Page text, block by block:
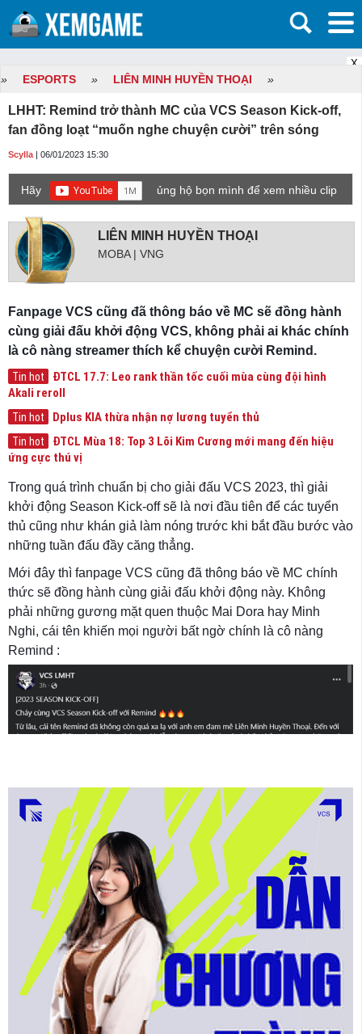
X
» ESPORTS » LIÊN MINH HUYỀN THOẠI »
LHHT: Remind trở thành MC của VCS Season Kick-off,
fan đồng loạt “muốn nghe chuyện cười” trên sóng
Scylla | 06/01/2023 15:30
Hãy
ủng hộ bọn mình để xem nhiều clip
LIÊN MINH HUYỀN THOẠI
MOBA | VNG
Fanpage VCS cũng đã thông báo về MC sẽ đồng hành
cùng giải đấu khởi động VCS, không phải ai khác chính
là cô nàng streamer thích kể chuyện cười Remind.
Tin hot
ĐTCL 17.7: Leo rank thần tốc cuối mùa cùng đội hình
Akali reroll
Tin hot Dplus KIA thừa nhận nợ lương tuyển thủ
Tin hot
ĐTCL Mùa 18: Top 3 Lõi Kim Cương mới mang đến hiệu
ứng cực thú vị
Trong quá trình chuẩn bị cho giải đấu VCS 2023, thì giải
khởi động Season Kick-off sẽ là nơi đầu tiên để các tuyển
thủ cũng như khán giả làm nóng trước khi bắt đầu bước vào
những tuần đấu đầy căng thẳng.
Mới đây thì fanpage VCS cũng đã thông báo về MC chính
thức sẽ đồng hành cùng giải đấu khởi động này. Không
phải những gương mặt quen thuộc Mai Dora hay Minh
Nghi, cái tên khiến mọi người bất ngờ chính là cô nàng
Remind :